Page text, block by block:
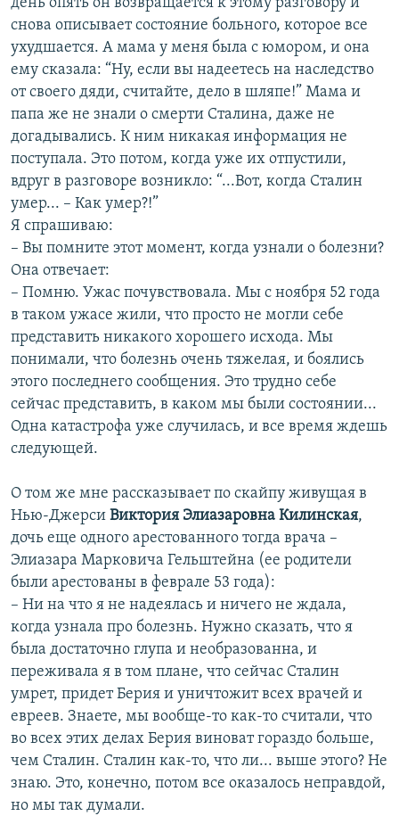
день опять он возвращается к этому разговору и
снова описывает состояние больного, которое все
ухудшается. А мама у меня была с юмором, и она
ему сказала: “Ну, если вы надеетесь на наследство
от своего дяди, считайте, дело в шляпе!” Мама и
папа же не знали о смерти Сталина, даже не
догадывались. К ним никакая информация не
поступала. Это потом, когда уже их отпустили,
вдруг в разговоре возникло: “...Вот, когда Сталин
умер... – Как умер?!”
Я спрашиваю:
– Вы помните этот момент, когда узнали о болезни?
Она отвечает:
– Помню. Ужас почувствовала. Мы с ноября 52 года
в таком ужасе жили, что просто не могли себе
представить никакого хорошего исхода. Мы
понимали, что болезнь очень тяжелая, и боялись
этого последнего сообщения. Это трудно себе
сейчас представить, в каком мы были состоянии...
Одна катастрофа уже случилась, и все время ждешь
следующей.
О том же мне рассказывает по скайпу живущая в
Нью-Джерси Виктория Элиазаровна Килинская,
дочь еще одного арестованного тогда врача –
Элиазара Марковича Гельштейна (ее родители
были арестованы в феврале 53 года):
– Ни на что я не надеялась и ничего не ждала,
когда узнала про болезнь. Нужно сказать, что я
была достаточно глупа и необразованна, и
переживала я в том плане, что сейчас Сталин
умрет, придет Берия и уничтожит всех врачей и
евреев. Знаете, мы вообще-то как-то считали, что
во всех этих делах Берия виноват гораздо больше,
чем Сталин. Сталин как-то, что ли... выше этого? Не
знаю. Это, конечно, потом все оказалось неправдой,
но мы так думали.